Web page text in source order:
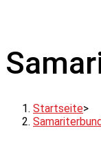
Startseite>
Samariterbund